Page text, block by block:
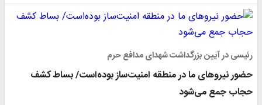
رئیسی در آیین بزرگداشت شهدای مدافع حرم
حضور نیروهای ما در منطقه امنیت‌ساز بوده‌است/ بساط کشف
حجاب جمع می‌شود